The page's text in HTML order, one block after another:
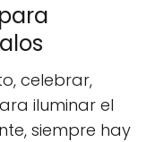
celebrar,
iluminar el
siempre hay